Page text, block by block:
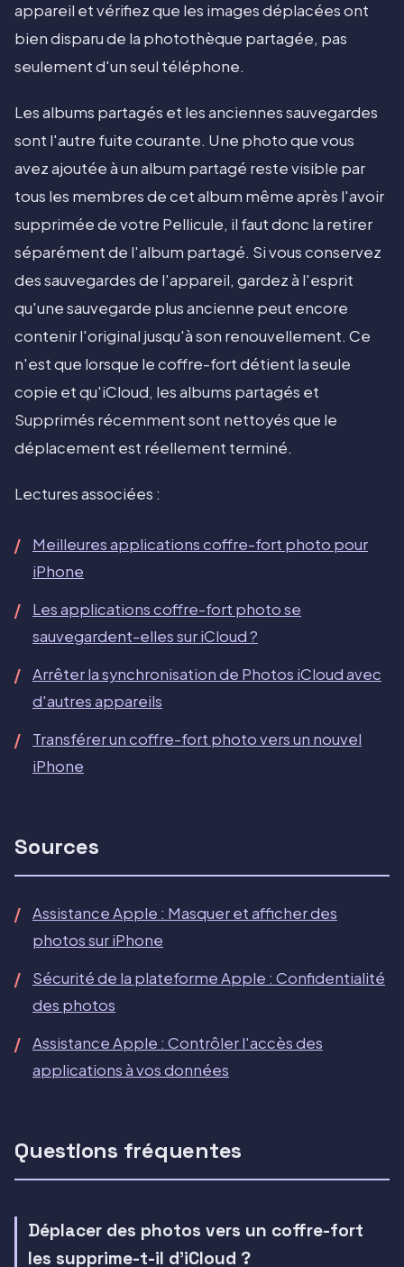
appareil et vérifiez que les images déplacées ont
bien disparu de la photothèque partagée, pas
seulement d'un seul téléphone.
Les albums partagés et les anciennes sauvegardes
sont l'autre fuite courante. Une photo que vous
avez ajoutée à un album partagé reste visible par
tous les membres de cet album même après l'avoir
supprimée de votre Pellicule, il faut donc la retirer
séparément de l'album partagé. Si vous conservez
des sauvegardes de l'appareil, gardez à l'esprit
qu'une sauvegarde plus ancienne peut encore
contenir l'original jusqu'à son renouvellement. Ce
n'est que lorsque le coffre-fort détient la seule
copie et qu'iCloud, les albums partagés et
Supprimés récemment sont nettoyés que le
déplacement est réellement terminé.
Lectures associées :
Meilleures applications coffre-fort photo pour
iPhone
Les applications coffre-fort photo se
sauvegardent-elles sur iCloud ?
Arrêter la synchronisation de Photos iCloud avec
d'autres appareils
Transférer un coffre-fort photo vers un nouvel
iPhone
Sources
Assistance Apple : Masquer et afficher des
photos sur iPhone
Sécurité de la plateforme Apple : Confidentialité
des photos
Assistance Apple : Contrôler l'accès des
applications à vos données
Questions fréquentes
Déplacer des photos vers un coffre-fort
les supprime-t-il d'iCloud ?